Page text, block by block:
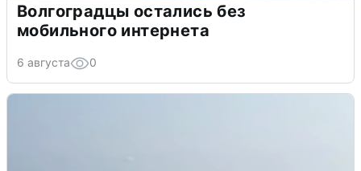
Волгоградцы остались без
мобильного интернета
6 августа 0